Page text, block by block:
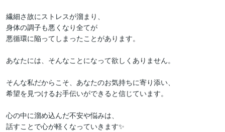
繊細さ故にストレスが溜まり、
身体の調子も悪くなり全てが
悪循環に陥ってしまったことがあります。
あなたには、そんなことになって欲しくありません。
そんな私だからこそ、あなたのお気持ちに寄り添い、
希望を見つけるお手伝いができると信じています。
心の中に溜め込んだ不安や悩みは、
話すことで心が軽くなっていきます✨